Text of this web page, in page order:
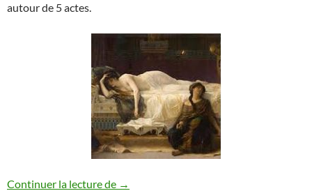
autour de 5 actes.
Continuer la lecture de Phèdre résumé
→